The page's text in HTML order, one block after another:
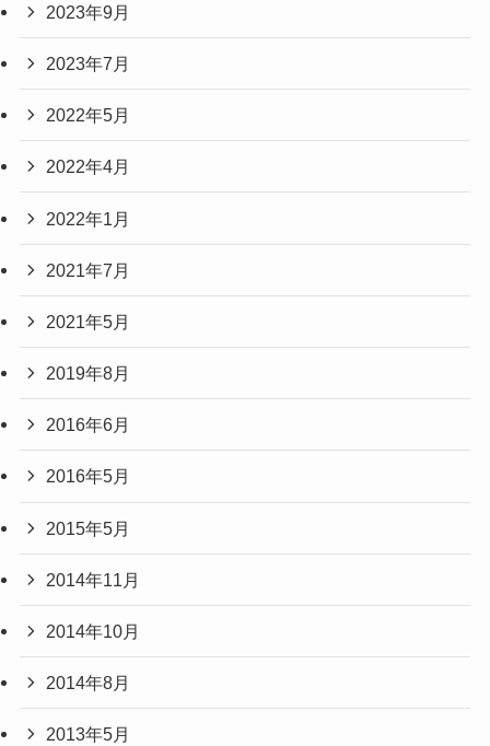
2023年9月
2023年7月
2022年5月
2022年4月
2022年1月
2021年7月
2021年5月
2019年8月
2016年6月
2016年5月
2015年5月
2014年11月
2014年10月
2014年8月
2013年5月